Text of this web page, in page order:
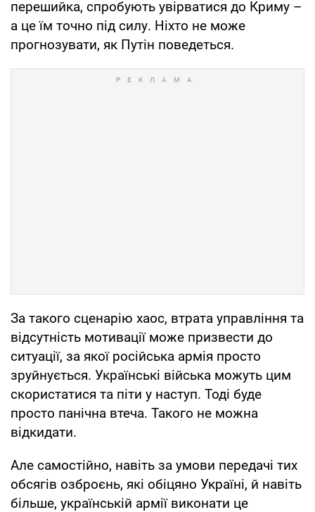
перешийка, спробують увірватися до Криму –
а це їм точно під силу. Ніхто не може
прогнозувати, як Путін поведеться.
За такого сценарію хаос, втрата управління та
відсутність мотивації може призвести до
ситуації, за якої російська армія просто
зруйнується. Українські війська можуть цим
скористатися та піти у наступ. Тоді буде
просто панічна втеча. Такого не можна
відкидати.
Але самостійно, навіть за умови передачі тих
обсягів озброєнь, які обіцяно Україні, й навіть
більше, українській армії виконати це